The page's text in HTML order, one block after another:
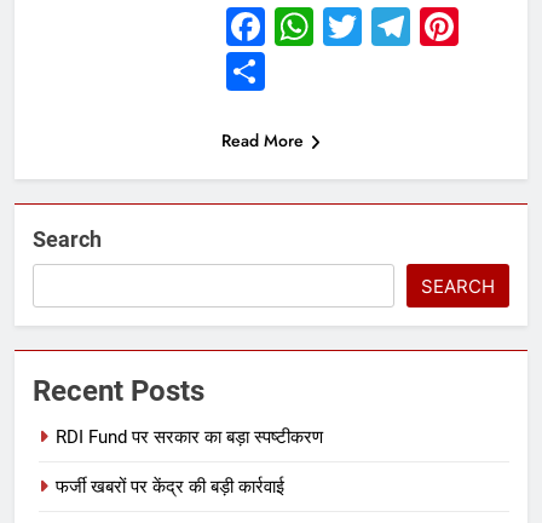
Facebook
WhatsApp
Twitter
Share
Read More
Search
SEARCH
Recent Posts
RDI Fund पर सरकार का बड़ा स्पष्टीकरण
फर्जी खबरों पर केंद्र की बड़ी कार्रवाई